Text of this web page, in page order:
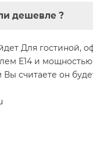
дешевле ?
Для
E14 и
считаете он